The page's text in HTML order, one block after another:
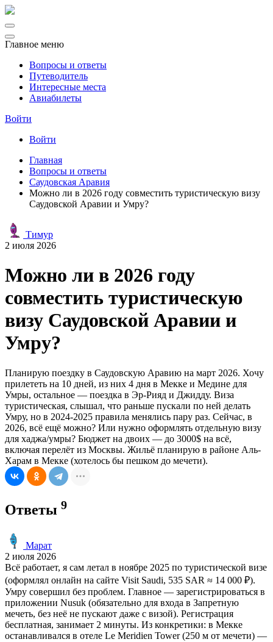
Главное меню
Вопросы и ответы
Путеводитель
Интересные места
Авиабилеты
Войти
Войти
Главная
Вопросы и ответы
Саудовская Аравия
Можно ли в 2026 году совместить туристическую визу
Саудовской Аравии и Умру?
Тимур
2 июля 2026
Можно ли в 2026 году
совместить туристическую
визу Саудовской Аравии и
Умру?
Планирую поездку в Саудовскую Аравию на март 2026. Хочу
прилететь на 10 дней, из них 4 дня в Мекке и Медине для
Умры, остальное — поездка в Эр-Рияд и Джидду. Виза
туристическая, слышал, что раньше пускали по ней делать
Умру, но в 2024-2025 правила менялись пару раз. Сейчас, в
2026, всё ещё можно? Или нужно оформлять отдельную визу
для хаджа/умры? Бюджет на двоих — до 3000$ на всё,
включая перелёт из Москвы. Жильё планирую в районе Аль-
Харам в Мекке (хотелось бы пешком до мечети).
Ответы 9
Марат
2 июля 2026
Всё работает, я сам летал в ноябре 2025 по туристической визе
(оформлял онлайн на сайте Visit Saudi, 535 SAR ≈ 14 000 ₽).
Умру совершил без проблем. Главное — зарегистрироваться в
приложении Nusuk (обязательно для входа в Запретную
мечеть, без неё не пускают даже с визой). Регистрация
бесплатная, занимает 2 минуты. Из конкретики: в Мекке
останавливался в отеле Le Meridien Tower (250 м от мечети) —